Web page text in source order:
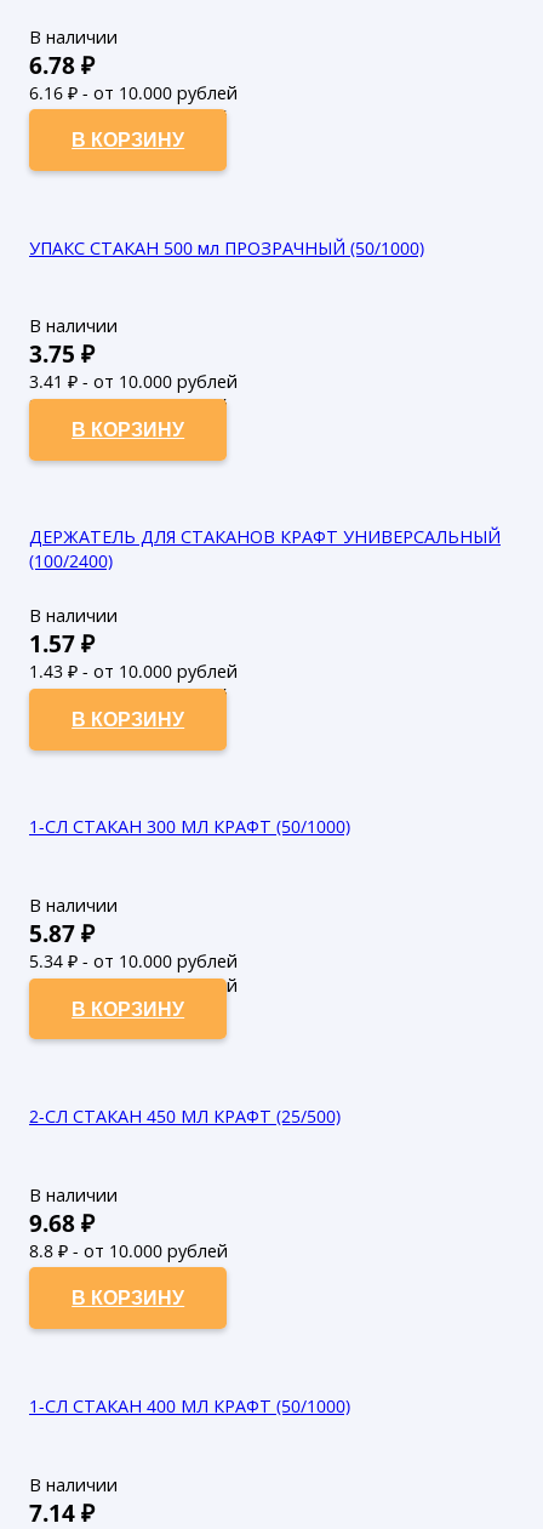
В наличии
6.78₽
6.16 ₽ - от 10.000 рублей
5.6₽ - от 50.000 рублей
В КОРЗИНУ
УПАКС СТАКАН 500 мл ПРОЗРАЧНЫЙ (50/1000)
В наличии
3.75 ₽
3.41 ₽ - от 10.000 рублей
3.1₽ - от 50.000 рублей
В КОРЗИНУ
ДЕРЖАТЕЛЬ ДЛЯ СТАКАНОВ КРАФТ УНИВЕРСАЛЬНЫЙ
(100/2400)
В наличии
1.57₽
1.43 ₽ - от 10.000 рублей
1.3₽ - от 50.000 рублей
В КОРЗИНУ
1-СЛ СТАКАН 300 МЛ КРАФТ (50/1000)
В наличии
5.87₽
5.34 ₽ - от 10.000 рублей
4.85₽ - от 50.000 рублей
В КОРЗИНУ
2-СЛ СТАКАН 450 МЛ КРАФТ (25/500)
В наличии
9.68₽
8.8 ₽ - от 10.000 рублей
8₽ - от 50.000 рублей
В КОРЗИНУ
1-СЛ СТАКАН 400 МЛ КРАФТ (50/1000)
В наличии
7.14₽